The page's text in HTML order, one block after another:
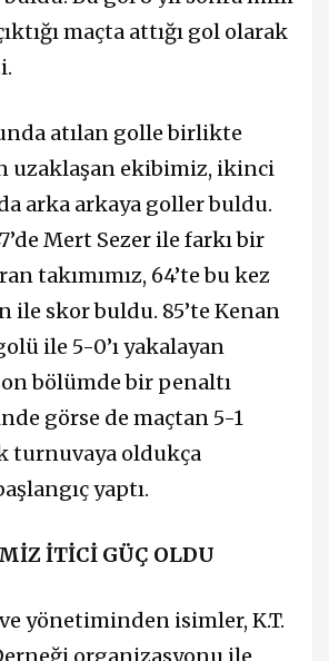
maçta attığı gol olarak
atılan golle birlikte
ekibimiz, ikinci
arka arkaya goller buldu.
Mert Sezer ile farkı bir
takımımız, 64’te bu kez
ile skor buldu. 85’te Kenan
ile 5-0’ı yakalayan
bölümde bir penaltı
görse de maçtan 5-1
turnuvaya oldukça
yaptı.
İTİCİ GÜÇ OLDU
yönetiminden isimler, K.T.